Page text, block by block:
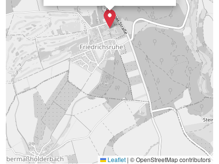
Leaflet | © OpenStreetMap contributors